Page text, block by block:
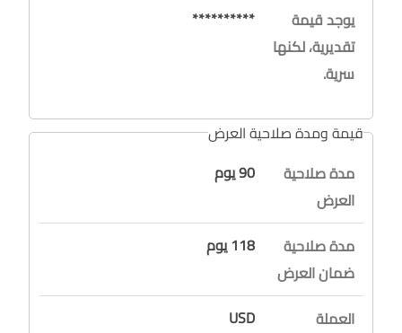
يوجد قيمة
تقديرية، لكنها
سرية.
**********
قيمة ومدة صلاحية العرض
مدة صلاحية
العرض
90 يوم
مدة صلاحية
ضمان العرض
118 يوم
العملة
USD